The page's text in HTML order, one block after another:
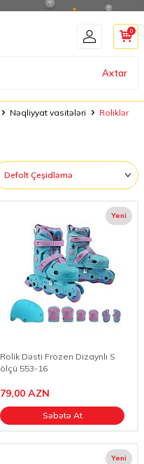
Axtar
0
Nəqliyyat vasitələri Roliklər
Yeni
Rolik Dəsti Frozen Dizaynlı S
ölçü 553-16
79,00 AZN
Səbətə At
Yeni